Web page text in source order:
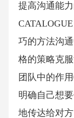
提高沟通能
巧的方法沟
格的策略克
团队中的作
明确自己想
地传达给对